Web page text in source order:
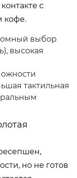
с
кофе.
выбор
высокая
тактильная
но не готов